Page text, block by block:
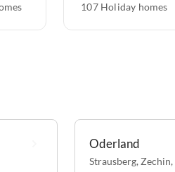
107 Holiday homes
Oderland
Strausberg, Zechin,